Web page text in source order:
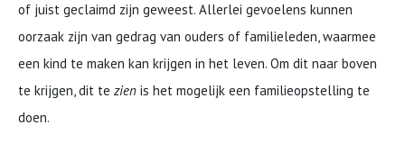
of juist geclaimd zijn geweest. Allerlei gevoelens kunnen
oorzaak zijn van gedrag van ouders of familieleden, waarmee
een kind te maken kan krijgen in het leven. Om dit naar boven
te krijgen, dit te zien is het mogelijk een familieopstelling te
doen.